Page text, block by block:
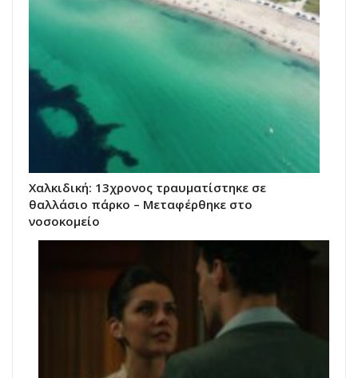
Χαλκιδική: 13χρονος τραυματίστηκε σε
θαλλάσιο πάρκο – Μεταφέρθηκε στο
νοσοκομείο